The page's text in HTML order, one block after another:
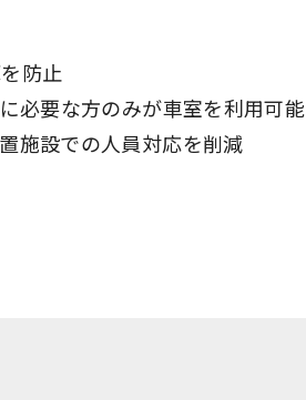
防止
必要な方のみが車室を利用可能
施設での人員対応を削減